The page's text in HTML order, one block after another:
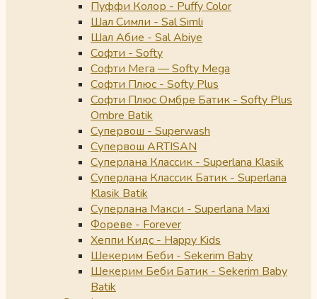
Пуффи Колор - Puffy Color
Шал Симли - Sal Simli
Шал Абие - Sal Abiye
Софти - Softy
Софти Мега — Softy Mega
Софти Плюс - Softy Plus
Софти Плюс Омбре Батик - Softy Plus
Ombre Batik
Супервош - Superwash
Супервош ARTISAN
Суперлана Классик - Superlana Klasik
Суперлана Классик Батик - Superlana
Klasik Batik
Суперлана Макси - Superlana Maxi
Фореве - Forever
Хеппи Кидс - Happy Kids
Шекерим Беби - Sekerim Baby
Шекерим Беби Батик - Sekerim Baby
Batik